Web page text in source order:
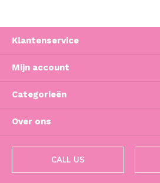
Klantenservice
Mijn account
Categorieën
Over ons
CALL US